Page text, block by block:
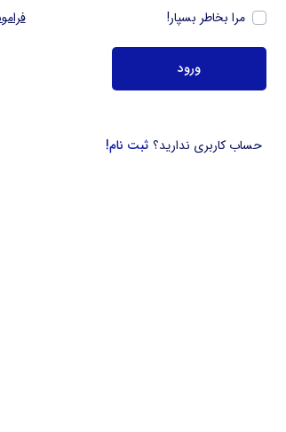
مرا بخاطر بسپار!
ورود
حساب کاربری ندارید؟ ثبت نام!